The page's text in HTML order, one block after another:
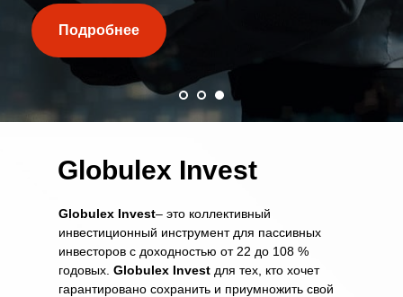
Подробнее
Globulex Invest
Globulex Invest– это коллективный
инвестиционный инструмент для пассивных
инвесторов с доходностью от 22 до 108 %
годовых. Globulex Invest для тех, кто хочет
гарантировано сохранить и приумножить свой